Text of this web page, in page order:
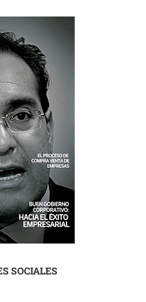
SOCIALES